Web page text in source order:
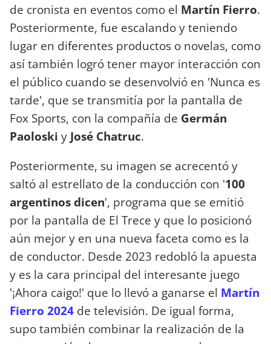
de cronista en eventos como el Martín Fierro.
Posteriormente, fue escalando y teniendo
lugar en diferentes productos o novelas, como
así también logró tener mayor interacción con
el público cuando se desenvolvió en 'Nunca es
tarde', que se transmitía por la pantalla de
Fox Sports, con la compañía de Germán
Paoloski y José Chatruc.
Posteriormente, su imagen se acrecentó y
saltó al estrellato de la conducción con '100
argentinos dicen', programa que se emitió
por la pantalla de El Trece y que lo posicionó
aún mejor y en una nueva faceta como es la
de conductor. Desde 2023 redobló la apuesta
y es la cara principal del interesante juego
'¡Ahora caigo!' que lo llevó a ganarse el Martín
Fierro 2024 de televisión. De igual forma,
supo también combinar la realización de la